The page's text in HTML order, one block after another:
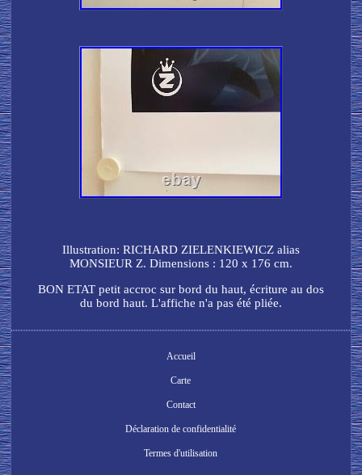
Illustration: RICHARD ZIELENKIEWICZ alias
MONSIEUR Z. Dimensions : 120 x 176 cm.
BON ETAT petit accroc sur bord du haut, écriture au dos
du bord haut. L'affiche n'a pas été pliée.
Accueil
Carte
Contact
Déclaration de confidentialité
Termes d'utilisation